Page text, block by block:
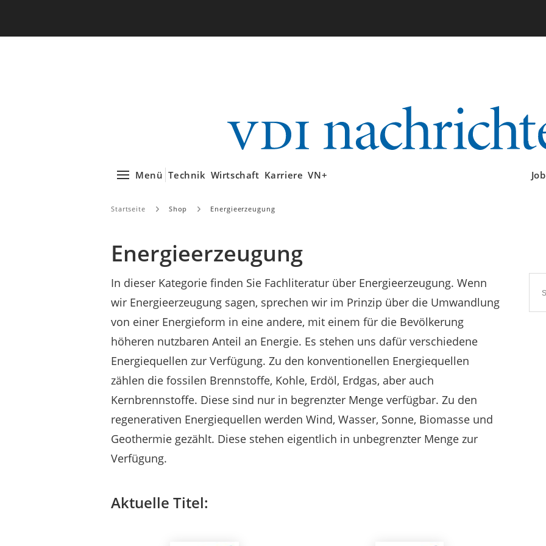
Menü Technik Wirtschaft Karriere VN+
Startseite Shop Energieerzeugung
Energieerzeugung
In dieser Kategorie finden Sie Fachliteratur über Energieerzeugung. Wenn
wir Energieerzeugung sagen, sprechen wir im Prinzip über die Umwandlung
von einer Energieform in eine andere, mit einem für die Bevölkerung
höheren nutzbaren Anteil an Energie. Es stehen uns dafür verschiedene
Energiequellen zur Verfügung. Zu den konventionellen Energiequellen
zählen die fossilen Brennstoffe, Kohle, Erdöl, Erdgas, aber auch
Kernbrennstoffe. Diese sind nur in begrenzter Menge verfügbar. Zu den
regenerativen Energiequellen werden Wind, Wasser, Sonne, Biomasse und
Geothermie gezählt. Diese stehen eigentlich in unbegrenzter Menge zur
Verfügung.
Aktuelle Titel: